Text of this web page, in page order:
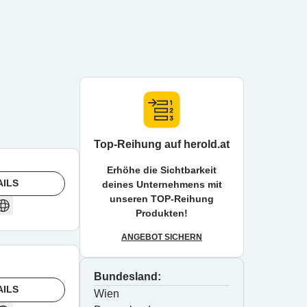
Top-Reihung auf herold.at
Erhöhe die Sichtbarkeit
deines Unternehmens mit
unseren TOP-Reihung
Produkten!
ANGEBOT SICHERN
Bundesland:
Wien